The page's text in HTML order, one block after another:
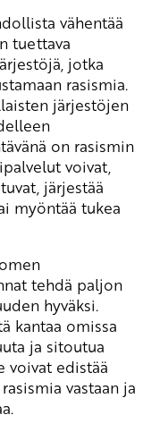
vähentää
tuettava
jotka
rasismia.
järjestöjen
on rasismin
voivat,
järjestää
myöntää tukea
tehdä paljon
hyväksi.
kantaa omissa
ja sitoutua
voivat edistää
vastaan ja